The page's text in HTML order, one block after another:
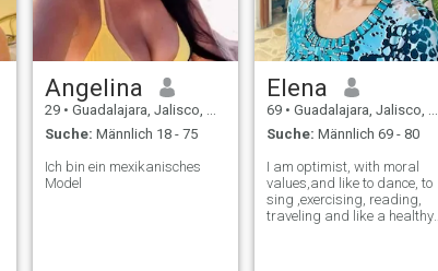
Angelina
29 • Guadalajara, Jalisco, Mexiko
Suche: Männlich 18 - 75
Ich bin ein mexikanisches
Model
Elena
69 • Guadalajara, Jalisco, Mexiko
Suche: Männlich 69 - 80
I am optimist, with moral
values,and like to dance, to
sing ,exercising, reading,
traveling and like a healthy